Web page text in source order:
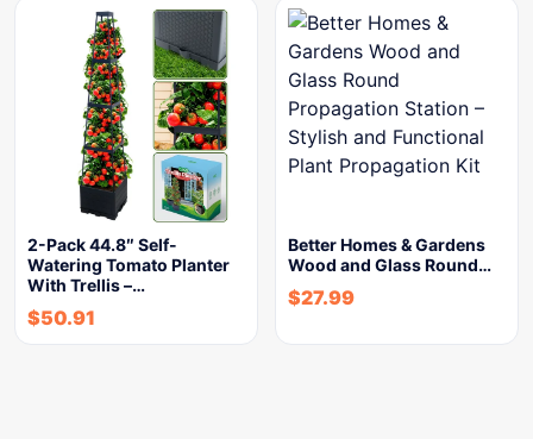
2-Pack 44.8″ Self-
Watering Tomato Planter
With Trellis –…
$50.91
Better Homes & Gardens
Wood and Glass Round…
$27.99